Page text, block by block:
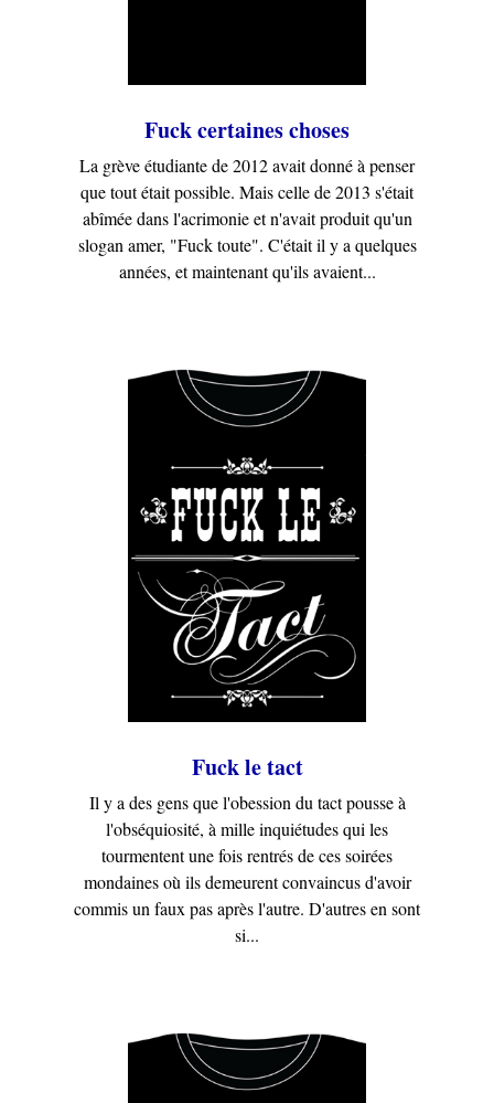
Fuck certaines choses
La grève étudiante de 2012 avait donné à penser
que tout était possible. Mais celle de 2013 s'était
abîmée dans l'acrimonie et n'avait produit qu'un
slogan amer, "Fuck toute". C'était il y a quelques
années, et maintenant qu'ils avaient...
Fuck le tact
Il y a des gens que l'obession du tact pousse à
l'obséquiosité, à mille inquiétudes qui les
tourmentent une fois rentrés de ces soirées
mondaines où ils demeurent convaincus d'avoir
commis un faux pas après l'autre. D'autres en sont
si...